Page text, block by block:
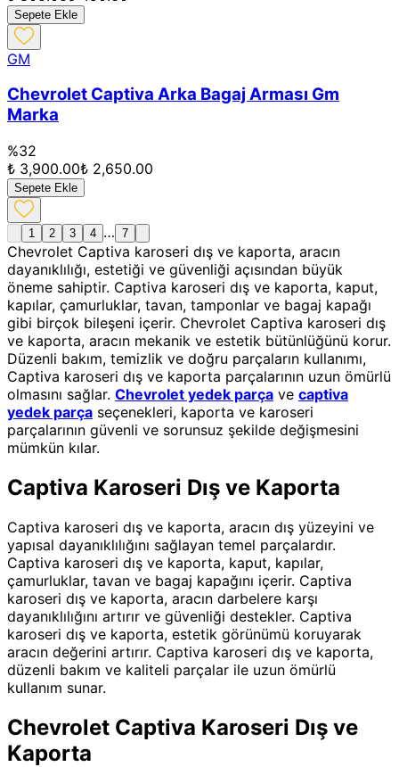
Sepete Ekle
GM
Chevrolet Captiva Arka Bagaj Arması Gm
Marka
%32
₺ 3,900.00₺ 2,650.00
Sepete Ekle
1 2 3 4 … 7
Chevrolet Captiva karoseri dış ve kaporta, aracın
dayanıklılığı, estetiği ve güvenliği açısından büyük
öneme sahiptir. Captiva karoseri dış ve kaporta, kaput,
kapılar, çamurluklar, tavan, tamponlar ve bagaj kapağı
gibi birçok bileşeni içerir. Chevrolet Captiva karoseri dış
ve kaporta, aracın mekanik ve estetik bütünlüğünü korur.
Düzenli bakım, temizlik ve doğru parçaların kullanımı,
Captiva karoseri dış ve kaporta parçalarının uzun ömürlü
olmasını sağlar. Chevrolet yedek parça ve captiva
yedek parça seçenekleri, kaporta ve karoseri
parçalarının güvenli ve sorunsuz şekilde değişmesini
mümkün kılar.
Captiva Karoseri Dış ve Kaporta
Captiva karoseri dış ve kaporta, aracın dış yüzeyini ve
yapısal dayanıklılığını sağlayan temel parçalardır.
Captiva karoseri dış ve kaporta, kaput, kapılar,
çamurluklar, tavan ve bagaj kapağını içerir. Captiva
karoseri dış ve kaporta, aracın darbelere karşı
dayanıklılığını artırır ve güvenliği destekler. Captiva
karoseri dış ve kaporta, estetik görünümü koruyarak
aracın değerini artırır. Captiva karoseri dış ve kaporta,
düzenli bakım ve kaliteli parçalar ile uzun ömürlü
kullanım sunar.
Chevrolet Captiva Karoseri Dış ve
Kaporta